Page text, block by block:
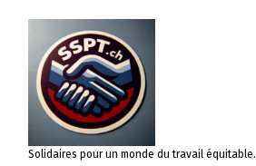
contenu
Solidaires pour un monde du travail équitable.